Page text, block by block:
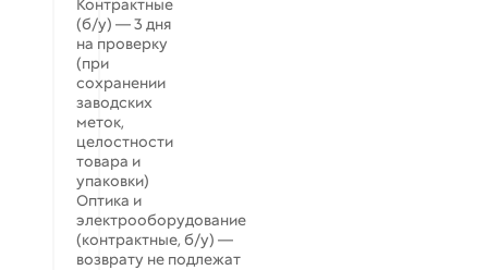
Контрактные
(б/у) — 3 дня
на проверку
(при
сохранении
заводских
меток,
целостности
товара и
упаковки)
Оптика и
электрооборудование
(контрактные, б/у) —
возврату не подлежат